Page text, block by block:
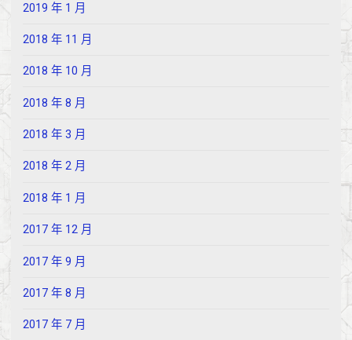
2019 年 1 月
2018 年 11 月
2018 年 10 月
2018 年 8 月
2018 年 3 月
2018 年 2 月
2018 年 1 月
2017 年 12 月
2017 年 9 月
2017 年 8 月
2017 年 7 月